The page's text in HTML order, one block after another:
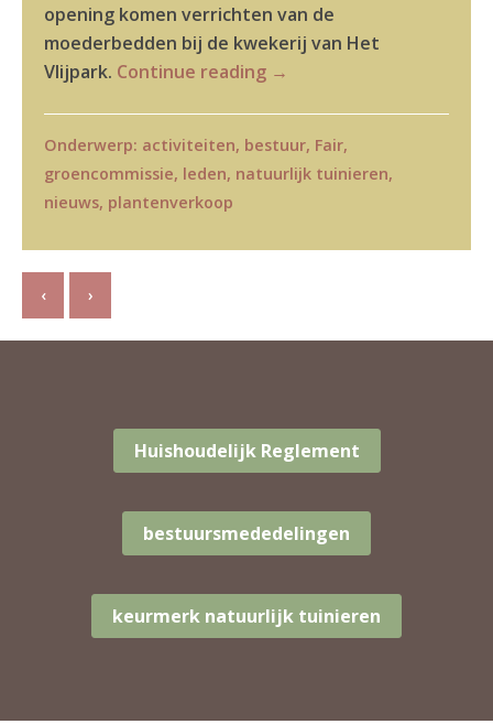
opening komen verrichten van de
moederbedden bij de kwekerij van Het
Vlijpark. Continue reading →
Onderwerp: activiteiten, bestuur, Fair,
groencommissie, leden, natuurlijk tuinieren,
nieuws, plantenverkoop
‹ ›
Huishoudelijk Reglement
bestuursmededelingen
keurmerk natuurlijk tuinieren